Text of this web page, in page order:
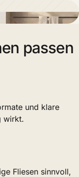
passen
und klare
wirkt.
Fliesen sinnvoll,